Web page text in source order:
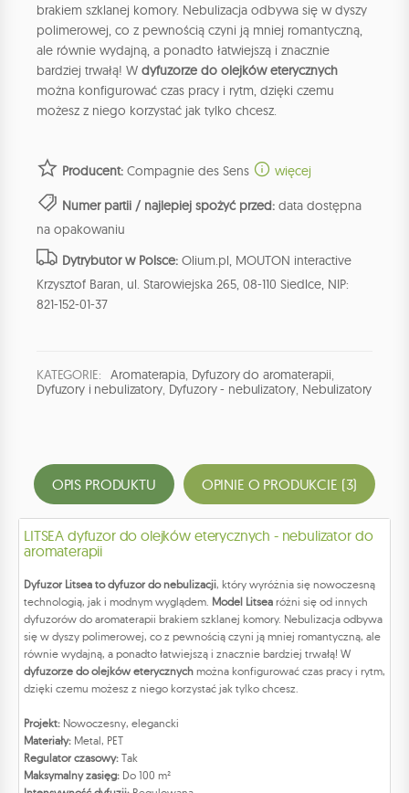
brakiem szklanej komory. Nebulizacja odbywa się w dyszy
polimerowej, co z pewnością czyni ją mniej romantyczną,
ale równie wydajną, a ponadto łatwiejszą i znacznie
bardziej trwałą! W dyfuzorze do olejków eterycznych
można konfigurować czas pracy i rytm, dzięki czemu
możesz z niego korzystać jak tylko chcesz.
Producent: Compagnie des Sens więcej
Numer partii / najlepiej spożyć przed: data dostępna
na opakowaniu
Dytrybutor w Polsce: Olium.pl, MOUTON interactive
Krzysztof Baran, ul. Starowiejska 265, 08-110 Siedlce, NIP:
821-152-01-37
KATEGORIE: Aromaterapia, Dyfuzory do aromaterapii,
Dyfuzory i nebulizatory, Dyfuzory - nebulizatory, Nebulizatory
OPIS PRODUKTU OPINIE O PRODUKCIE (3)
LITSEA dyfuzor do olejków eterycznych - nebulizator do
aromaterapii
Dyfuzor Litsea to dyfuzor do nebulizacji, który wyróżnia się nowoczesną
technologią, jak i modnym wyglądem. Model Litsea różni się od innych
dyfuzorów do aromaterapii brakiem szklanej komory. Nebulizacja odbywa
się w dyszy polimerowej, co z pewnością czyni ją mniej romantyczną, ale
równie wydajną, a ponadto łatwiejszą i znacznie bardziej trwałą! W
dyfuzorze do olejków eterycznych można konfigurować czas pracy i rytm,
dzięki czemu możesz z niego korzystać jak tylko chcesz.
Projekt: Nowoczesny, elegancki
Materiały: Metal, PET
Regulator czasowy: Tak
Maksymalny zasięg: Do 100 m²